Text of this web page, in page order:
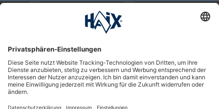
HAIX Group
Shop Service